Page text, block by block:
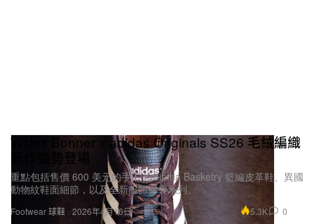
Footwear 球鞋
Wales Bonner x adidas Originals SS26 毛絨編織
新作強勢登場
重點包括售價 600 美元的手工 Karintha Basketry 籃編皮革鞋、異國
動物紋鞋面細節，以及全新服飾膠囊系列。
2026年4月16日 5.3K 0